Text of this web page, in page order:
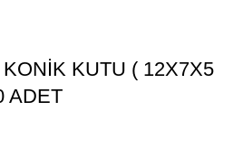
KUTU ( 12X7X5
ADET